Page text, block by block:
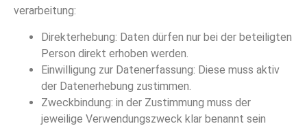
verarbeitung:
Direkterhebung: Daten dürfen nur bei der beteiligten
Person direkt erhoben werden.
Einwilligung zur Datenerfassung: Diese muss aktiv
der Datenerhebung zustimmen.
Zweckbindung: in der Zustimmung muss der
jeweilige Verwendungszweck klar benannt sein